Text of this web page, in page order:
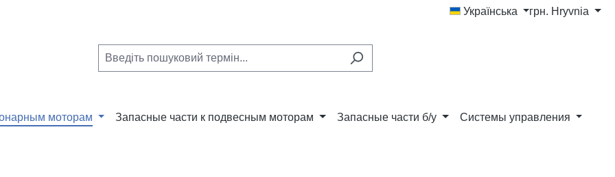
Українська грн. Hryvnia
моторам Запасные части к подвесным моторам Запасные части б/у Системы управления